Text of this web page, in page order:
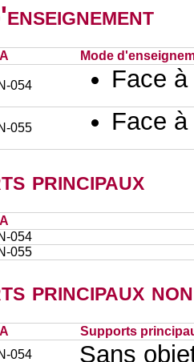
Mode
054 Face
055 Face
principaux
054
055
principaux
Supports
054
Sans